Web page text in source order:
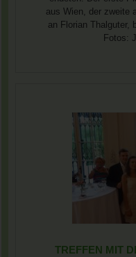
aus Wien, der zweite
an Florian Thalguter,
Fotos:
TREFFEN MIT